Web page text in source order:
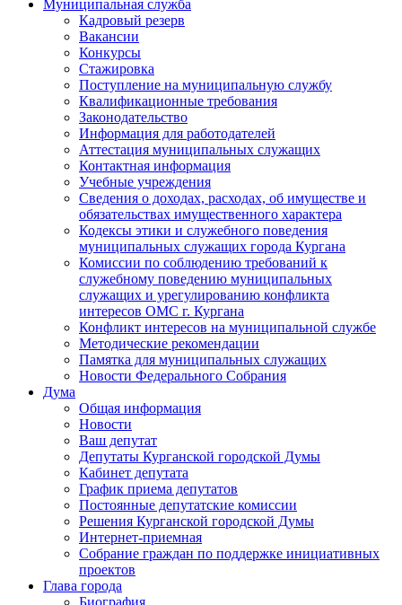
Муниципальная служба
Кадровый резерв
Вакансии
Конкурсы
Стажировка
Поступление на муниципальную службу
Квалификационные требования
Законодательство
Информация для работодателей
Аттестация муниципальных служащих
Контактная информация
Учебные учреждения
Сведения о доходах, расходах, об имуществе и
обязательствах имущественного характера
Кодексы этики и служебного поведения
муниципальных служащих города Кургана
Комиссии по соблюдению требований к
служебному поведению муниципальных
служащих и урегулированию конфликта
интересов ОМС г. Кургана
Конфликт интересов на муниципальной службе
Методические рекомендации
Памятка для муниципальных служащих
Новости Федерального Cобрания
Дума
Общая информация
Новости
Ваш депутат
Депутаты Курганской городской Думы
Кабинет депутата
График приема депутатов
Постоянные депутатские комиссии
Решения Курганской городской Думы
Интернет-приемная
Собрание граждан по поддержке инициативных
проектов
Глава города
Биография